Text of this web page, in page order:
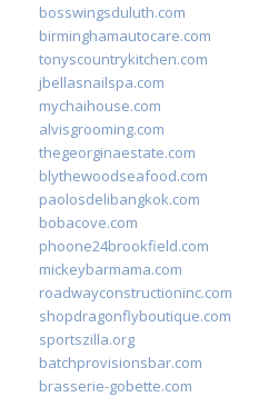
bosswingsduluth.com
birminghamautocare.com
tonyscountrykitchen.com
jbellasnailspa.com
mychaihouse.com
alvisgrooming.com
thegeorginaestate.com
blythewoodseafood.com
paolosdelibangkok.com
bobacove.com
phoone24brookfield.com
mickeybarmama.com
roadwayconstructioninc.com
shopdragonflyboutique.com
sportszilla.org
batchprovisionsbar.com
brasserie-gobette.com